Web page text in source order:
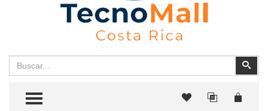
TOGGLE MENU